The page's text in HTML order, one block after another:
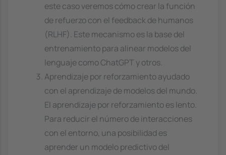
este caso veremos cómo crear la función
de refuerzo con el feedback de humanos
(RLHF). Este mecanismo es la base del
entrenamiento para alinear modelos del
lenguaje como ChatGPT y otros.
Aprendizaje por reforzamiento ayudado
con el aprendizaje de modelos del mundo.
El aprendizaje por reforzamiento es lento.
Para reducir el número de interacciones
con el entorno, una posibilidad es
aprender un modelo predictivo del